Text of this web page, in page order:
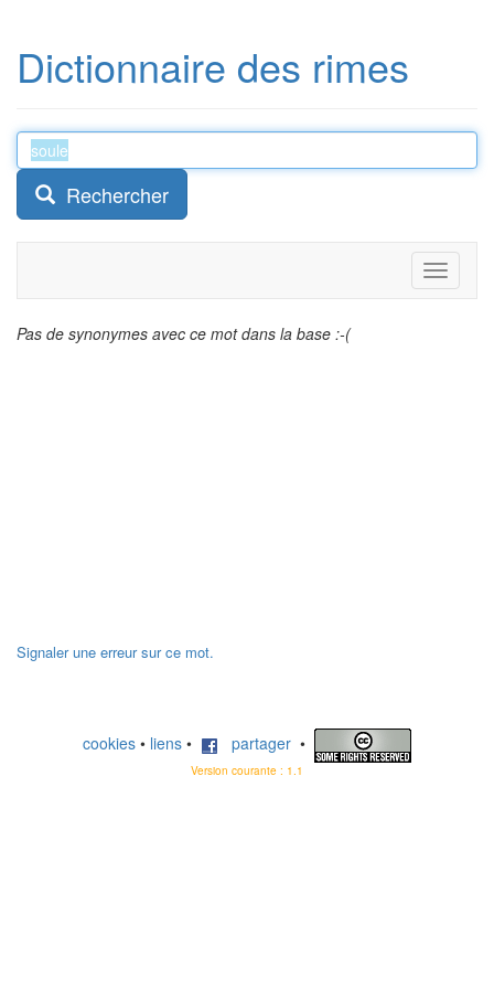
Dictionnaire des rimes
Rechercher
Toggle
Pas de synonymes avec ce mot dans la base :-(
Signaler une erreur sur ce mot.
cookies • liens • partager •
Version courante : 1.1